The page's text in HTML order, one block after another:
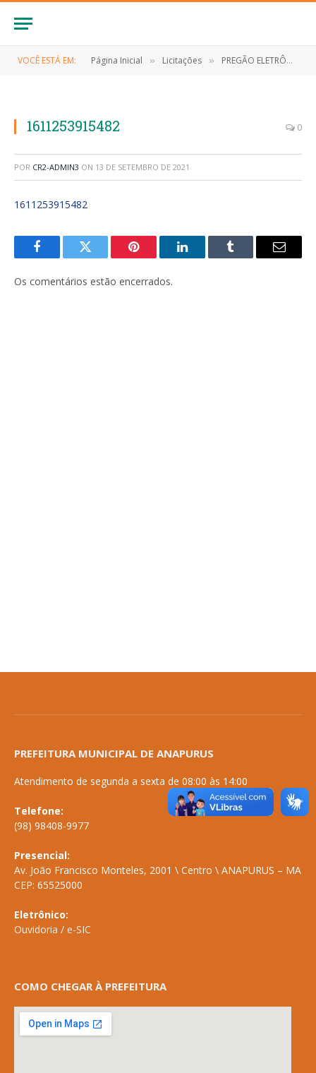
VOCÊ ESTÁ EM: Página Inicial » Licitações » PREGÃO ELETRÔNICO Nº 008/2020-SRP (Aquisição de EPI’s, medicamento e materiais necessários ao enfretamento do Covid-19, para o Município de Milagres do Maranhão/MA)
1611253915482 0
POR CR2-ADMIN3 ON 13 DE SETEMBRO DE 2021
1611253915482
FacebookTwitter Pinterest LinkedInTumblr
E-
Os comentários estão encerrados.
PREFEITURA MUNICIPAL DE ANAPURUS
Atendimento de segunda a sexta de 08:00 às 14:00
Telefone:
(98) 98408-9977
Presencial:
Av. João Francisco Monteles, 2001 \ Centro \ ANAPURUS – MA
CEP: 65525000
Eletrônico:
Ouvidoria / e-SIC
COMO CHEGAR À PREFEITURA